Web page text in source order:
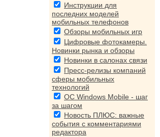
Инструкции для
последних моделей
мобильных телефонов
Обзоры мобильных игр
Цифровые фотокамеры.
Новинки рынка и обзоры
Новинки в салонах связи
Пресс-релизы компаний
сферы мобильных
технологий
ОС Windows Mobile - шаг
за шагом
Новость ПЛЮС: важные
события с комментариями
редактора